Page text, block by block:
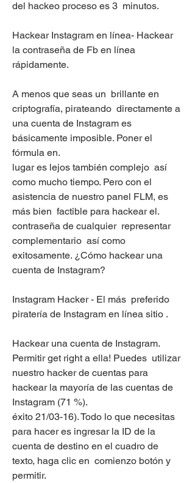
del hackeo proceso es 3  minutos.
Hackear Instagram en línea- Hackear
la contraseña de Fb en línea
rápidamente.
A menos que seas un  brillante en
criptografía, pirateando  directamente a
una cuenta de Instagram es
básicamente imposible. Poner el
fórmula en.
lugar es lejos también complejo  así
como mucho tiempo. Pero con el
asistencia de nuestro panel FLM, es
más bien  factible para hackear el.
contraseña de cualquier  representar
complementario  así como
exitosamente. ¿Cómo hackear una
cuenta de Instagram?
Instagram Hacker - El más  preferido
piratería de Instagram en línea sitio .
Hackear una cuenta de Instagram.
Permitir get right a ella! Puedes  utilizar
nuestro hacker de cuentas para
hackear la mayoría de las cuentas de
Instagram (71 %).
éxito 21/03-16). Todo lo que necesitas
para hacer es ingresar la ID de la
cuenta de destino en el cuadro de
texto, haga clic en  comienzo botón y
permitir.